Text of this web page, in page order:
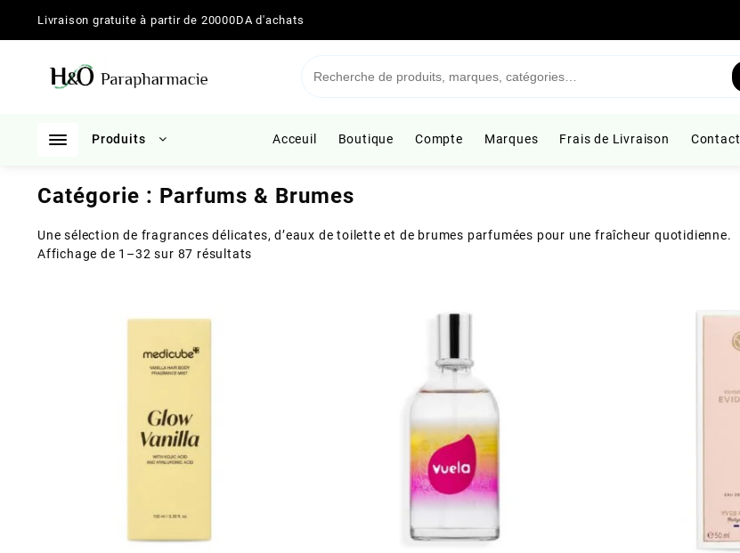
Livraison gratuite à partir de 20000DA d'achats
Produits Acceuil Boutique Compte Marques Frais de Livraison Contact
Catégorie : Parfums & Brumes
Une sélection de fragrances délicates, d’eaux de toilette et de brumes parfumées pour une fraîcheur quotidienne.
Affichage de 1–32 sur 87 résultats